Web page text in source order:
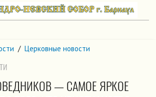
/ Церковные новости
— САМОЕ ЯРКОЕ